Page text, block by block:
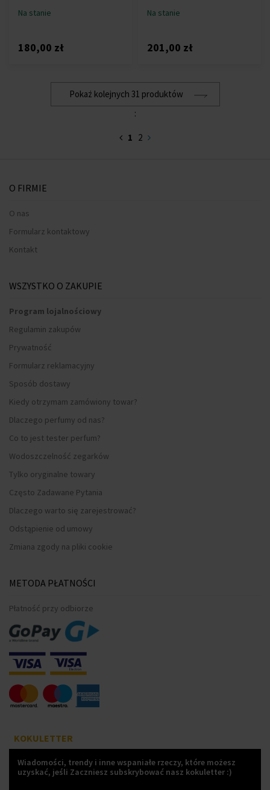
Na stanie
180,00 zł
Na stanie
201,00 zł
Pokaż kolejnych 31 produktów
:
1 2
O FIRMIE
O nas
Formularz kontaktowy
Kontakt
WSZYSTKO O ZAKUPIE
Program lojalnościowy
Regulamin zakupów
Prywatność
Formularz reklamacyjny
Sposób dostawy
Kiedy otrzymam zamówiony towar?
Dlaczego perfumy od nas?
Co to jest tester perfum?
Wodoszczelność zegarków
Tylko oryginalne towary
Często Zadawane Pytania
Dlaczego warto się zarejestrować?
Odstąpienie od umowy
Zmiana zgody na pliki cookie
METODA PŁATNOŚCI
Płatność przy odbiorze
KOKULETTER
Wiadomości, trendy i inne wspaniałe rzeczy, które możesz
uzyskać, jeśli Zaczniesz subskrybować nasz kokuletter :)